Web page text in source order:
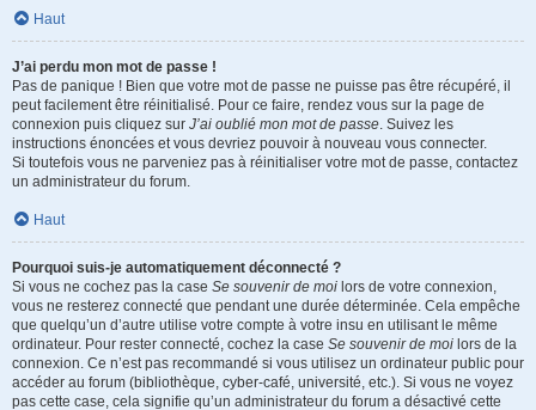
Haut
J’ai perdu mon mot de passe !
Pas de panique ! Bien que votre mot de passe ne puisse pas être récupéré, il
peut facilement être réinitialisé. Pour ce faire, rendez vous sur la page de
connexion puis cliquez sur J’ai oublié mon mot de passe. Suivez les
instructions énoncées et vous devriez pouvoir à nouveau vous connecter.
Si toutefois vous ne parveniez pas à réinitialiser votre mot de passe, contactez
un administrateur du forum.
Haut
Pourquoi suis-je automatiquement déconnecté ?
Si vous ne cochez pas la case Se souvenir de moi lors de votre connexion,
vous ne resterez connecté que pendant une durée déterminée. Cela empêche
que quelqu’un d’autre utilise votre compte à votre insu en utilisant le même
ordinateur. Pour rester connecté, cochez la case Se souvenir de moi lors de la
connexion. Ce n’est pas recommandé si vous utilisez un ordinateur public pour
accéder au forum (bibliothèque, cyber-café, université, etc.). Si vous ne voyez
pas cette case, cela signifie qu’un administrateur du forum a désactivé cette